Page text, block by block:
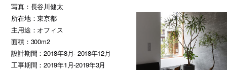
写真：長谷川健太
所在地：東京都
主用途：オフィス
面積：300m2
設計期間：2018年8月- 2018年12月
工事期間：2019年1月-2019年3月